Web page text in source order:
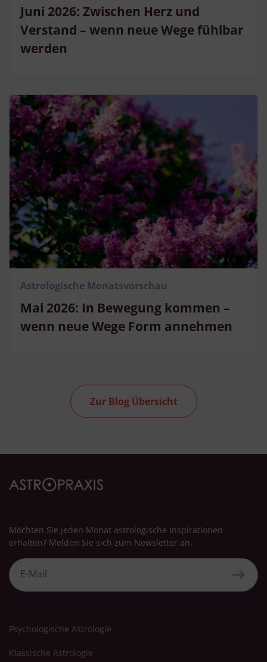
Juni 2026: Zwischen Herz und
Verstand – wenn neue Wege fühlbar
werden
Mai 2026: In Bewegung kommen –
wenn neue Wege Form annehmen
Astrologische Monatsvorschau
Zur Blog Übersicht
Möchten Sie jeden Monat astrologische Inspirationen
erhalten? Melden Sie sich zum Newsletter an.
Psychologische Astrologie
Klassische Astrologie